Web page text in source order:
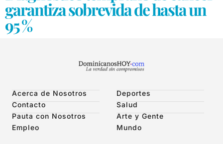
garantiza sobrevida de hasta un
95 %
Acerca de Nosotros
Contacto
Pauta con Nosotros
Empleo
Deportes
Salud
Arte y Gente
Mundo